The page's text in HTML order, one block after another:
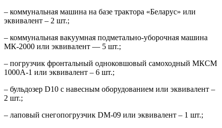
– коммунальная машина на базе трактора «Беларус» или
эквивалент – 2 шт.;
– коммунальная вакуумная подметально-уборочная машина
МК-2000 или эквивалент — 5 шт.;
– погрузчик фронтальный одноковшовый самоходный МКСМ
1000А-1 или эквивалент – 6 шт.;
– бульдозер D10 с навесным оборудованием или эквивалент –
2 шт.;
– лаповый снегопогрузчик DM-09 или эквивалент – 1 шт.;